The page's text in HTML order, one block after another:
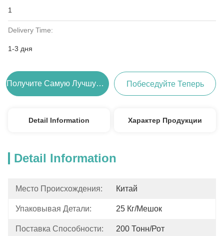
1
Delivery Time:
1-3 дня
Получите Самую Лучшую Цену Побеседуйте Теперь
Detail Information Характер Продукции
Detail Information
Место Происхождения: Китай
Упаковывая Детали: 25 Кг/мешок
Поставка Способности: 200 Тонн/рот